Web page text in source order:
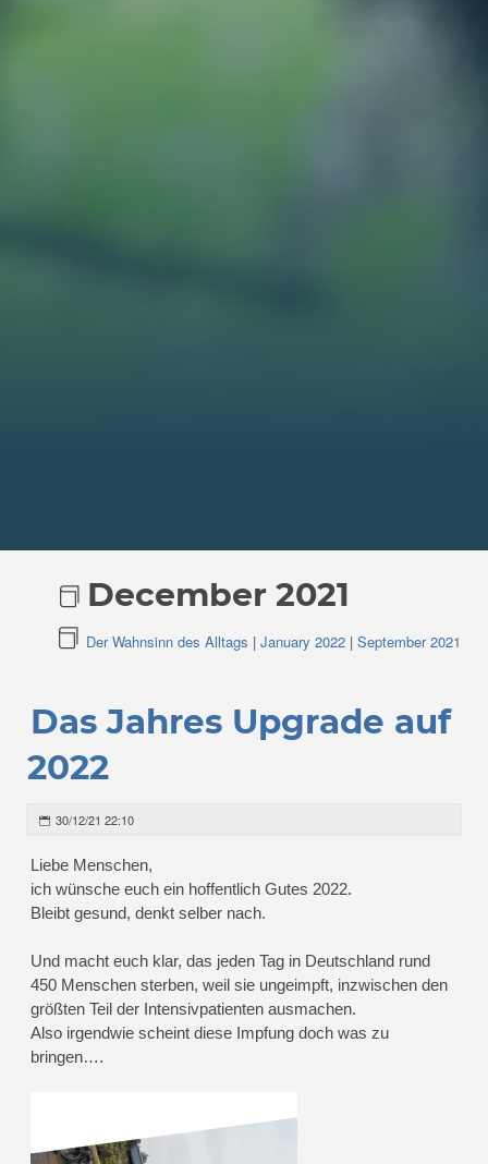
December 2021
Der Wahnsinn des Alltags | January 2022| September 2021
Das Jahres Upgrade auf
2022
30/12/21 22:10
Liebe Menschen,
ich wünsche euch ein hoffentlich Gutes 2022.
Bleibt gesund, denkt selber nach.
Und macht euch klar, das jeden Tag in Deutschland rund
450 Menschen sterben, weil sie ungeimpft, inzwischen den
größten Teil der Intensivpatienten ausmachen.
Also irgendwie scheint diese Impfung doch was zu
bringen….